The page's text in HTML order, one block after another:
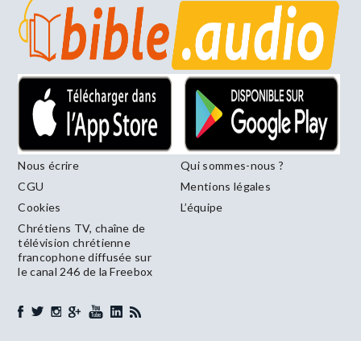
Nous écrire
Qui sommes-nous ?
CGU
Mentions légales
Cookies
L’équipe
Chrétiens TV, chaîne de
télévision chrétienne
francophone diffusée sur
le canal 246 de la Freebox